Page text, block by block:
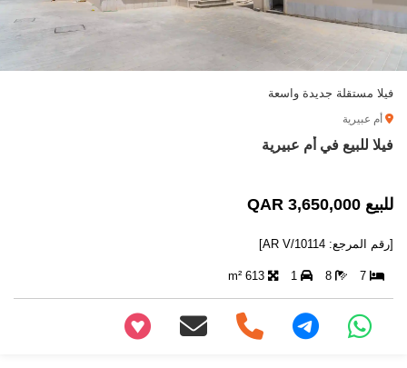
فيلا مستقلة جديدة واسعة
أم عبيرية
فيلا للبيع في أم عبيرية
للبيع 3,650,000 QAR
[رقم المرجع: AR V/10114]
7
8
1
613 m²